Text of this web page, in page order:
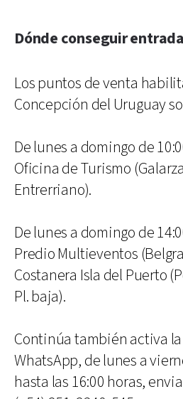
Dónde conseguir
Los puntos de venta
Concepción del Uruguay
De lunes a domingo de
Oficina de Turismo
Entrerriano).
De lunes a domingo de
Predio Multieventos
Costanera Isla del Puerto
Pl. baja).
Continúa también activa
WhatsApp, de lunes a
hasta las 16:00 horas,